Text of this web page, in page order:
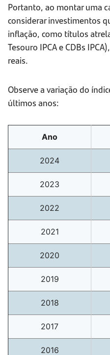
Portanto, ao montar uma
considerar investimentos
inflação, como títulos
Tesouro IPCA e CDBs
reais.
Observe a variação do
últimos anos:
Ano
2024
2023
2022
2021
2020
2019
2018
2017
2016